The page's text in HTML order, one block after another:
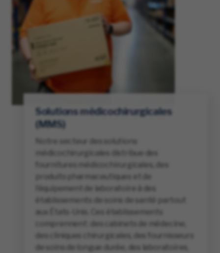
Solutions médicochirurgicales
(MMS)
Notre secteur des solutions
médicochirurgicales distribue des
fournitures médicochirurgicales, des
produits pharmaceutiques et de
l’équipement de laboratoire à des
établissements de soins de santé partout
aux États-Unis. Ces établissements
comprennent : des cabinets de médecine,
des cliniques chirurgicales, des fournisseurs
de soins de longue durée, des laboratoires,